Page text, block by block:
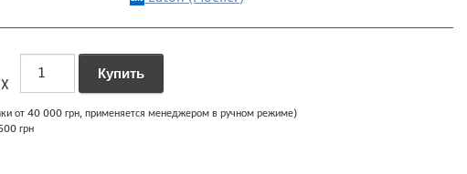
X
от 40 000 грн, применяется менеджером в ручном режиме)
грн